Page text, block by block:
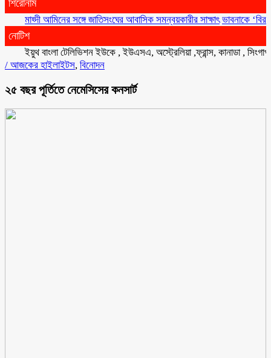
শিরোনাম
মাহ্দী আমিনের সঙ্গে জাতিসংঘের আবাসিক সমন্বয়কারীর সাক্ষাৎ ভাবনাকে ‘বিরল
নোটিশ
ইয়ুথ বাংলা টেলিভিশন ইউকে , ইউএসএ, অস্ট্রেলিয়া ,ফ্রান্স, কানাডা , সিংগাপুর ,
/ আজকের হাইলাইটস, বিনোদন
২৫ বছর পূর্তিতে নেমেসিসের কনসার্ট